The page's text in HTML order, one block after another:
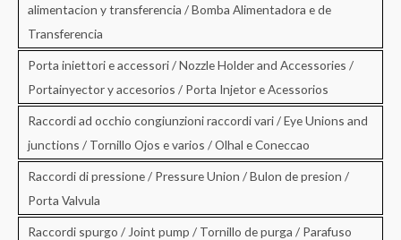
alimentacion y transferencia / Bomba Alimentadora e de
Transferencia
Porta iniettori e accessori / Nozzle Holder and Accessories /
Portainyector y accesorios / Porta Injetor e Acessorios
Raccordi ad occhio congiunzioni raccordi vari / Eye Unions and
junctions / Tornillo Ojos e varios / Olhal e Coneccao
Raccordi di pressione / Pressure Union / Bulon de presion /
Porta Valvula
Raccordi spurgo / Joint pump / Tornillo de purga / Parafuso